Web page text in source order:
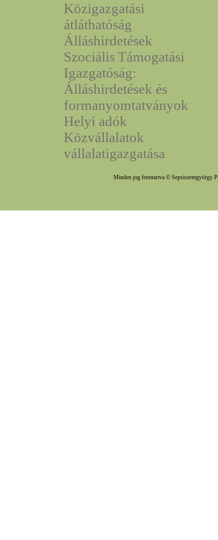
Közigazgatási
átláthatóság
Álláshirdetések
Szociális Támogatási
Igazgatóság:
Álláshirdetések és
formanyomtatványok
Helyi adók
Közvállalatok
vállalatigazgatása
Minden jog fenntartva © Sepsiszentgyörgy